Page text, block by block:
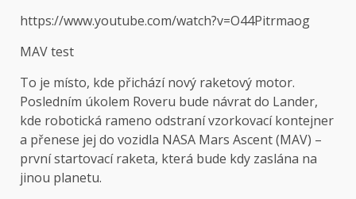
https://www.youtube.com/watch?v=O44Pitrmaog
MAV test
To je místo, kde přichází nový raketový motor.
Posledním úkolem Roveru bude návrat do Lander,
kde robotická rameno odstraní vzorkovací kontejner
a přenese jej do vozidla NASA Mars Ascent (MAV) –
první startovací raketa, která bude kdy zaslána na
jinou planetu.